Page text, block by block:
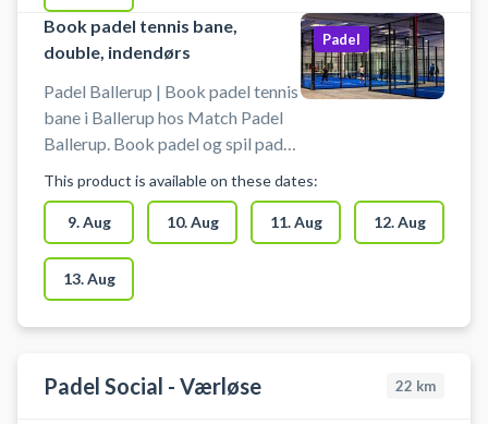
Herlev. Du kan leje bat til 20 kr. pr.
bat. Det er fortsat gratis for børn
under 12 år. Det er muligt at købe
bolde.
Book padel tennis bane,
double, indendørs
Padel Ballerup | Book padel tennis
bane i Ballerup hos Match Padel
Ballerup. Book padel og spil padel
doublebane i Match Padel
padelcenter på Telegrafvej 6,
2750 Ballerup - nemt at komme til
i bil fra Herlev, Bagsværd,
Værløse og Måløv. Du kan leje bat
til 20 kr. pr. bat. Det er fortsat
muligt at købe bolde.
Padel
This product is available on these dates:
9. Aug 10. Aug 11. Aug 12. Aug
13. Aug
Padel Social - Værløse 22 km